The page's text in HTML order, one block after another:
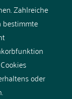
Zahlreiche
bestimmte
oder